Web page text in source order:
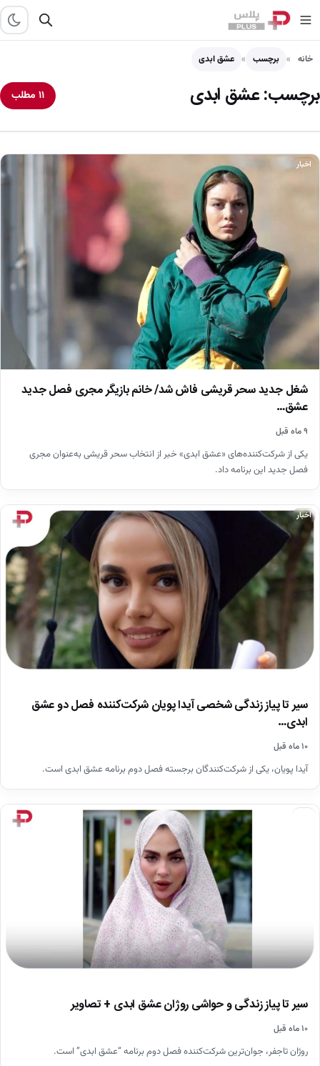
خانه برچسب عشق ابدی
برچسب:عشق ابدی ۱۱ مطلب
اخبار
شغل جدید سحر قریشی فاش شد/ خانم بازیگر مجری فصل جدید
عشق…
۹ ماه قبل
یکی از شرکت‌کننده‌های «عشق ابدی» خبر از انتخاب سحر قریشی به‌عنوان مجری
فصل جدید این برنامه داد.
اخبار
سیر تا پیاز زندگی شخصی آیدا پویان شرکت‌کننده فصل دو عشق
ابدی…
۱۰ ماه قبل
آیدا پویان، یکی از شرکت‌کنندگان برجسته فصل دوم برنامه عشق ابدی است.
سیر تا پیاز زندگی و حواشی روژان عشق ابدی + تصاویر
۱۰ ماه قبل
روژان تاجفر، جوان‌ترین شرکت‌کننده فصل دوم برنامه “عشق ابدی” است.